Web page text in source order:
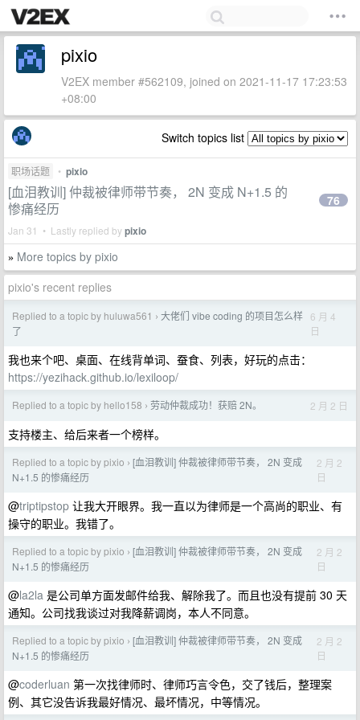
pixio
V2EX member #562109, joined on 2021-11-17 17:23:53
+08:00
Switch topics list
职场话题 • pixio
[血泪教训] 仲裁被律师带节奏， 2N 变成 N+1.5 的
惨痛经历
Jan 31 • Lastly replied bypixio
76
» More topics by pixio
pixio's recent replies
Replied to a topic by huluwa561 › 大佬们 vibe coding 的项目怎么样
了
6 月 4
日
我也来个吧、桌面、在线背单词、蚕食、列表，好玩的点击：
https://yezihack.github.io/lexiloop/
Replied to a topic by hello158 › 劳动仲裁成功！获赔 2N。 2 月 2 日
支持楼主、给后来者一个榜样。
Replied to a topic by pixio › [血泪教训] 仲裁被律师带节奏， 2N 变成
N+1.5 的惨痛经历
2 月 2
日
@triptipstop 让我大开眼界。我一直以为律师是一个高尚的职业、有
操守的职业。我错了。
Replied to a topic by pixio › [血泪教训] 仲裁被律师带节奏， 2N 变成
N+1.5 的惨痛经历
2 月 2
日
@la2la 是公司单方面发邮件给我、解除我了。而且也没有提前 30 天
通知。公司找我谈过对我降薪调岗，本人不同意。
Replied to a topic by pixio › [血泪教训] 仲裁被律师带节奏， 2N 变成
N+1.5 的惨痛经历
2 月 2
日
@coderluan 第一次找律师时、律师巧言令色，交了钱后，整理案
例、其它没告诉我最好情况、最坏情况，中等情况。